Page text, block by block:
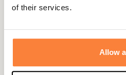
of their services.
Allow
Fiche technique
Composition 94%
Femme
Technologie TANATEX